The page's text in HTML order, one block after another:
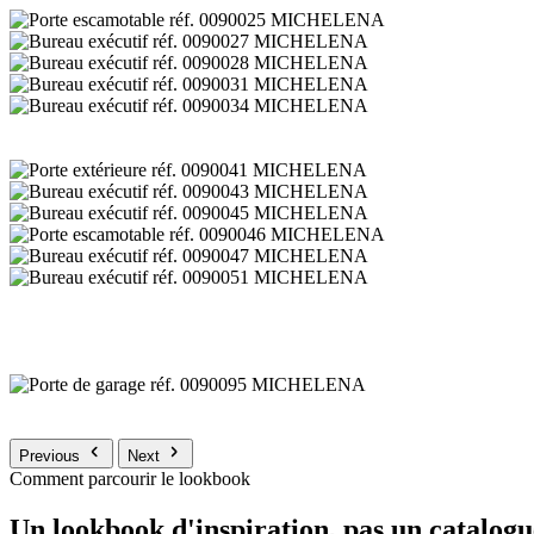
Previous Next
Comment parcourir le lookbook